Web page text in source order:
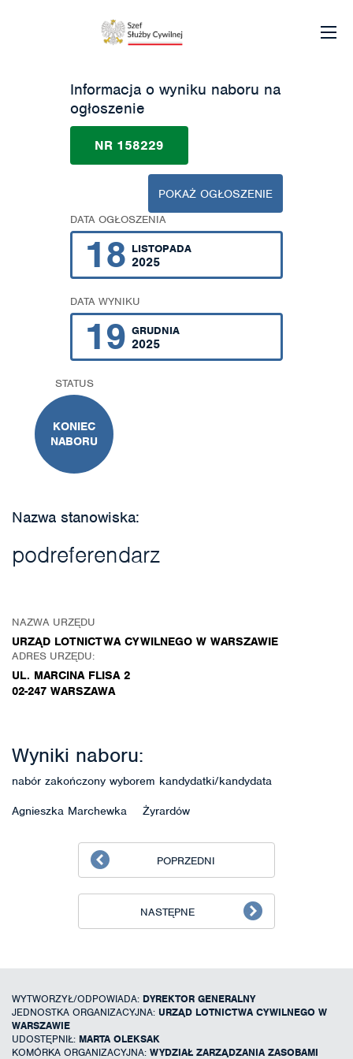
Informacja o wyniku naboru na
ogłoszenie
NR 158229
POKAŻ OGŁOSZENIE
DATA OGŁOSZENIA
18 LISTOPADA
2025
DATA WYNIKU
19 GRUDNIA
2025
STATUS
KONIEC
NABORU
Nazwa stanowiska:
podreferendarz
NAZWA URZĘDU
URZĄD LOTNICTWA CYWILNEGO W WARSZAWIE
ADRES URZĘDU:
UL. MARCINA FLISA 2
02-247 WARSZAWA
Wyniki naboru:
nabór zakończony wyborem kandydatki/kandydata
Agnieszka Marchewka Żyrardów
POPRZEDNI
NASTĘPNE
WYTWORZYŁ/ODPOWIADA: DYREKTOR GENERALNY
JEDNOSTKA ORGANIZACYJNA: URZĄD LOTNICTWA CYWILNEGO W
WARSZAWIE
UDOSTĘPNIŁ: MARTA OLEKSAK
KOMÓRKA ORGANIZACYJNA: WYDZIAŁ ZARZĄDZANIA ZASOBAMI